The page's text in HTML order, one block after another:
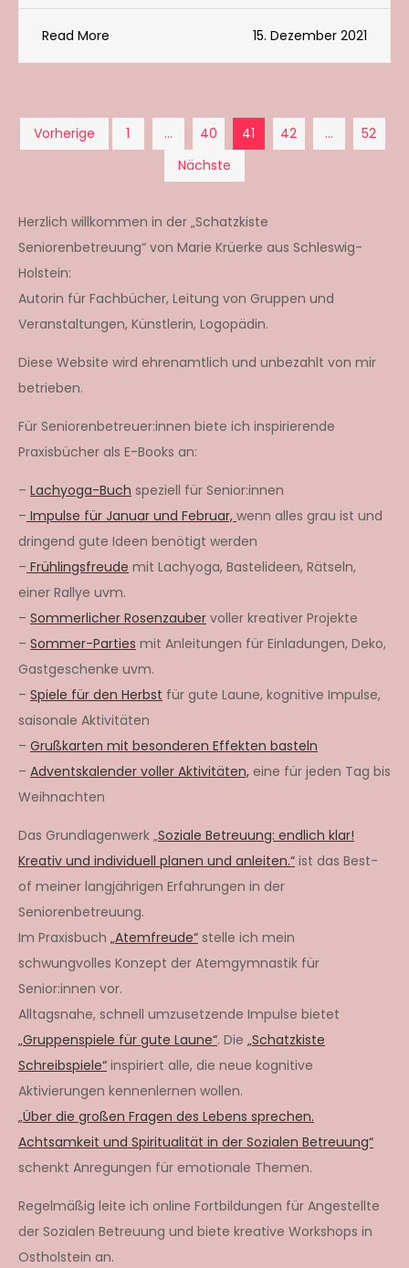
Read More 15. Dezember 2021
Beiträge
Vorherige 1 … 40 41 42 …
52
Nächste
Herzlich willkommen in der „Schatzkiste
Seniorenbetreuung“ von Marie Krüerke aus Schleswig-
Holstein:
Autorin für Fachbücher, Leitung von Gruppen und
Veranstaltungen, Künstlerin, Logopädin.
Diese Website wird ehrenamtlich und unbezahlt von mir
betrieben.
Für Seniorenbetreuer:innen biete ich inspirierende
Praxisbücher als E-Books an:
– Lachyoga-Buch speziell für Senior:innen
– Impulse für Januar und Februar, wenn alles grau ist und
dringend gute Ideen benötigt werden
– Frühlingsfreude mit Lachyoga, Bastelideen, Rätseln,
einer Rallye uvm.
– Sommerlicher Rosenzauber voller kreativer Projekte
– Sommer-Parties mit Anleitungen für Einladungen, Deko,
Gastgeschenke uvm.
– Spiele für den Herbst für gute Laune, kognitive Impulse,
saisonale Aktivitäten
– Grußkarten mit besonderen Effekten basteln
– Adventskalender voller Aktivitäten, eine für jeden Tag bis
Weihnachten
Das Grundlagenwerk „Soziale Betreuung: endlich klar!
Kreativ und individuell planen und anleiten.“ ist das Best-
of meiner langjährigen Erfahrungen in der
Seniorenbetreuung.
Im Praxisbuch „Atemfreude“ stelle ich mein
schwungvolles Konzept der Atemgymnastik für
Senior:innen vor.
Alltagsnahe, schnell umzusetzende Impulse bietet
„Gruppenspiele für gute Laune“. Die „Schatzkiste
Schreibspiele“ inspiriert alle, die neue kognitive
Aktivierungen kennenlernen wollen.
„Über die großen Fragen des Lebens sprechen.
Achtsamkeit und Spiritualität in der Sozialen Betreuung“
schenkt Anregungen für emotionale Themen.
Regelmäßig leite ich online Fortbildungen für Angestellte
der Sozialen Betreuung und biete kreative Workshops in
Ostholstein an.